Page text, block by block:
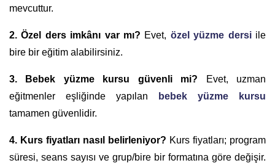
mevcuttur.
2. Özel ders imkânı var mı? Evet, özel yüzme dersiile
bire bir eğitim alabilirsiniz.
3. Bebek yüzme kursu güvenli mi? Evet, uzman
eğitmenler eşliğinde yapılan
bebek yüzme kursu
tamamen güvenlidir.
4. Kurs fiyatları nasıl belirleniyor? Kurs fiyatları; program
süresi, seans sayısı ve grup/bire bir formatına göre değişir.